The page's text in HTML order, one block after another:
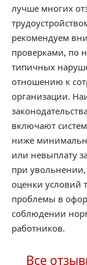
лучше многих
рекомендуем
проверками, по
типичных
отношению к
организации.
включают
ниже
или невыплату
при увольнении,
оценки условий
проблемы в
соблюдении
работников.
Все